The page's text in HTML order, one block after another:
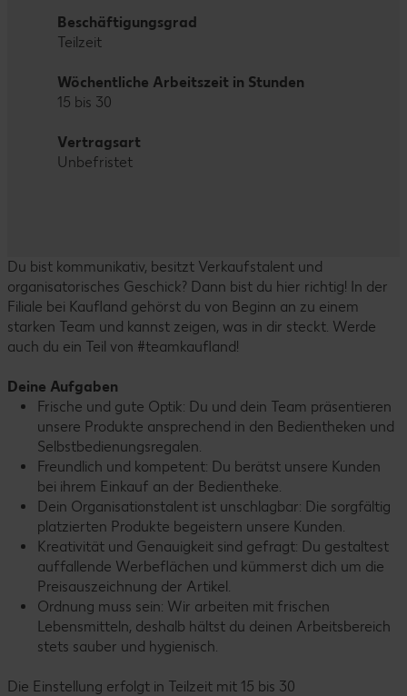
Beschäftigungsgrad
Teilzeit
Wöchentliche Arbeitszeit in Stunden
15 bis 30
Vertragsart
Unbefristet
Du bist kommunikativ, besitzt Verkaufstalent und
organisatorisches Geschick? Dann bist du hier richtig! In der
Filiale bei Kaufland gehörst du von Beginn an zu einem
starken Team und kannst zeigen, was in dir steckt. Werde
auch du ein Teil von #teamkaufland!
Deine Aufgaben
Frische und gute Optik: Du und dein Team präsentieren
unsere Produkte ansprechend in den Bedientheken und
Selbstbedienungsregalen.
Freundlich und kompetent: Du berätst unsere Kunden
bei ihrem Einkauf an der Bedientheke.
Dein Organisationstalent ist unschlagbar: Die sorgfältig
platzierten Produkte begeistern unsere Kunden.
Kreativität und Genauigkeit sind gefragt: Du gestaltest
auffallende Werbeflächen und kümmerst dich um die
Preisauszeichnung der Artikel.
Ordnung muss sein: Wir arbeiten mit frischen
Lebensmitteln, deshalb hältst du deinen Arbeitsbereich
stets sauber und hygienisch.
Die Einstellung erfolgt in Teilzeit mit 15 bis 30